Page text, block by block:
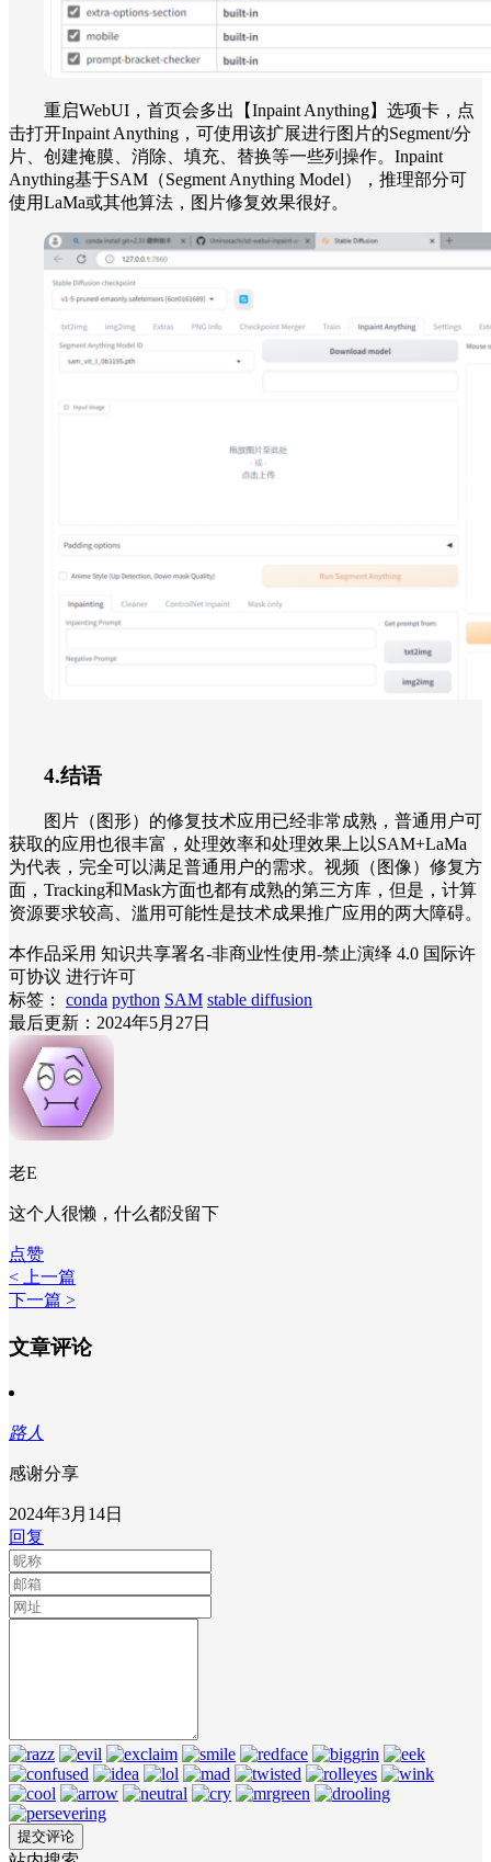
重启WebUI，首页会多出【Inpaint Anything】选项卡，点
击打开Inpaint Anything，可使用该扩展进行图片的Segment/分
片、创建掩膜、消除、填充、替换等一些列操作。Inpaint
Anything基于SAM（Segment Anything Model），推理部分可
使用LaMa或其他算法，图片修复效果很好。
4.结语
图片（图形）的修复技术应用已经非常成熟，普通用户可
获取的应用也很丰富，处理效率和处理效果上以SAM+LaMa
为代表，完全可以满足普通用户的需求。视频（图像）修复方
面，Tracking和Mask方面也都有成熟的第三方库，但是，计算
资源要求较高、滥用可能性是技术成果推广应用的两大障碍。
本作品采用 知识共享署名-非商业性使用-禁止演绎 4.0 国际许
可协议 进行许可
标签：
conda python SAM stable diffusion
最后更新：2024年5月27日
老E
这个人很懒，什么都没留下
点赞
< 上一篇
下一篇 >
文章评论
路人
感谢分享
2024年3月14日
回复